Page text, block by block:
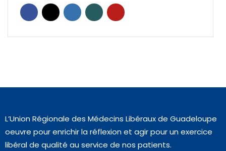
L’Union Régionale des Médecins Libéraux de Guadeloupe
oeuvre pour enrichir la réflexion et agir pour un exercice
libéral de qualité au service de nos patients.